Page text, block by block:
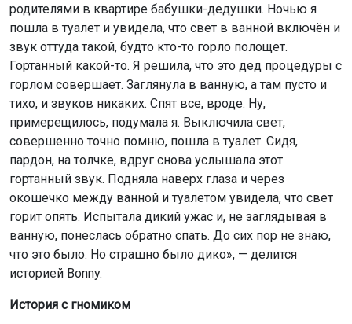
родителями в квартире бабушки-дедушки. Ночью я
пошла в туалет и увидела, что свет в ванной включён и
звук оттуда такой, будто кто-то горло полощет.
Гортанный какой-то. Я решила, что это дед процедуры с
горлом совершает. Заглянула в ванную, а там пусто и
тихо, и звуков никаких. Спят все, вроде. Ну,
примерещилось, подумала я. Выключила свет,
совершенно точно помню, пошла в туалет. Сидя,
пардон, на толчке, вдруг снова услышала этот
гортанный звук. Подняла наверх глаза и через
окошечко между ванной и туалетом увидела, что свет
горит опять. Испытала дикий ужас и, не заглядывая в
ванную, понеслась обратно спать. До сих пор не знаю,
что это было. Но страшно было дико», — делится
историей Bonny.
История с гномиком